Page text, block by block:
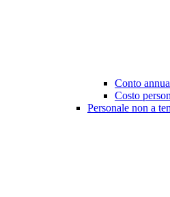
Conto
Costo
Personale non a